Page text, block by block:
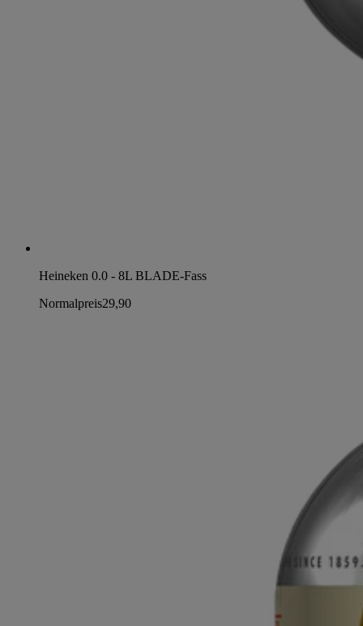
Heineken 0.0 - 8L BLADE-Fass
Normalpreis29,90